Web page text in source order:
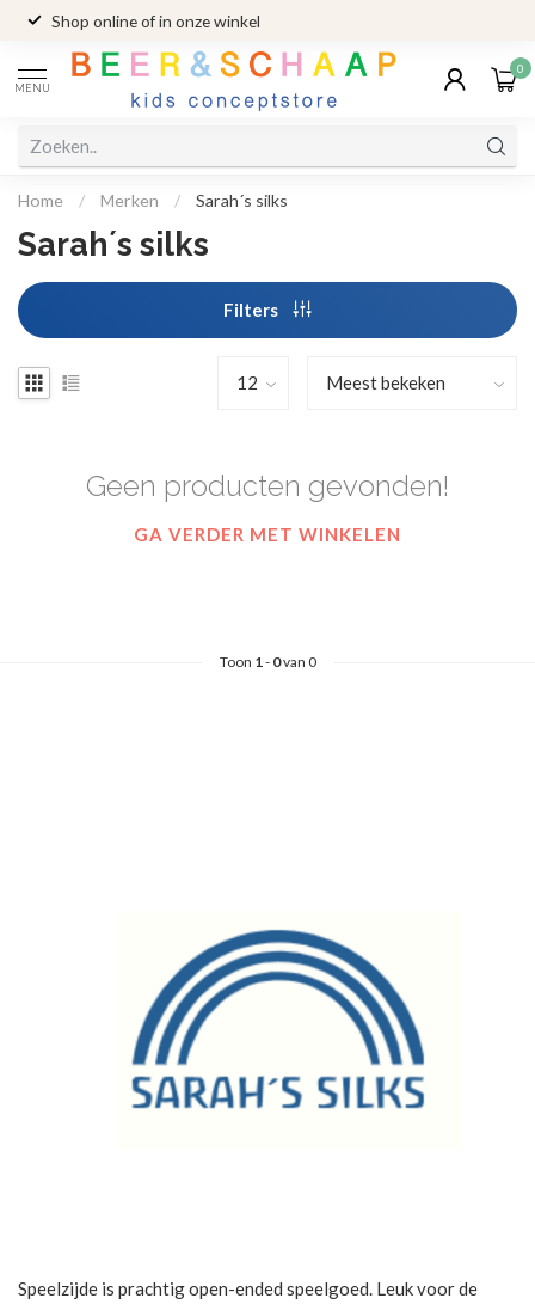
Shop online of in onze winkel
MENU
0
Home / Merken / Sarah´s silks
Sarah´s silks
Filters
Geen producten gevonden!
GA VERDER MET WINKELEN
Toon 1- 0van 0
Speelzijde is prachtig open-ended speelgoed. Leuk voor de